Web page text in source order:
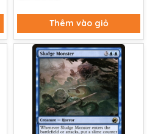
Thêm vào giỏ